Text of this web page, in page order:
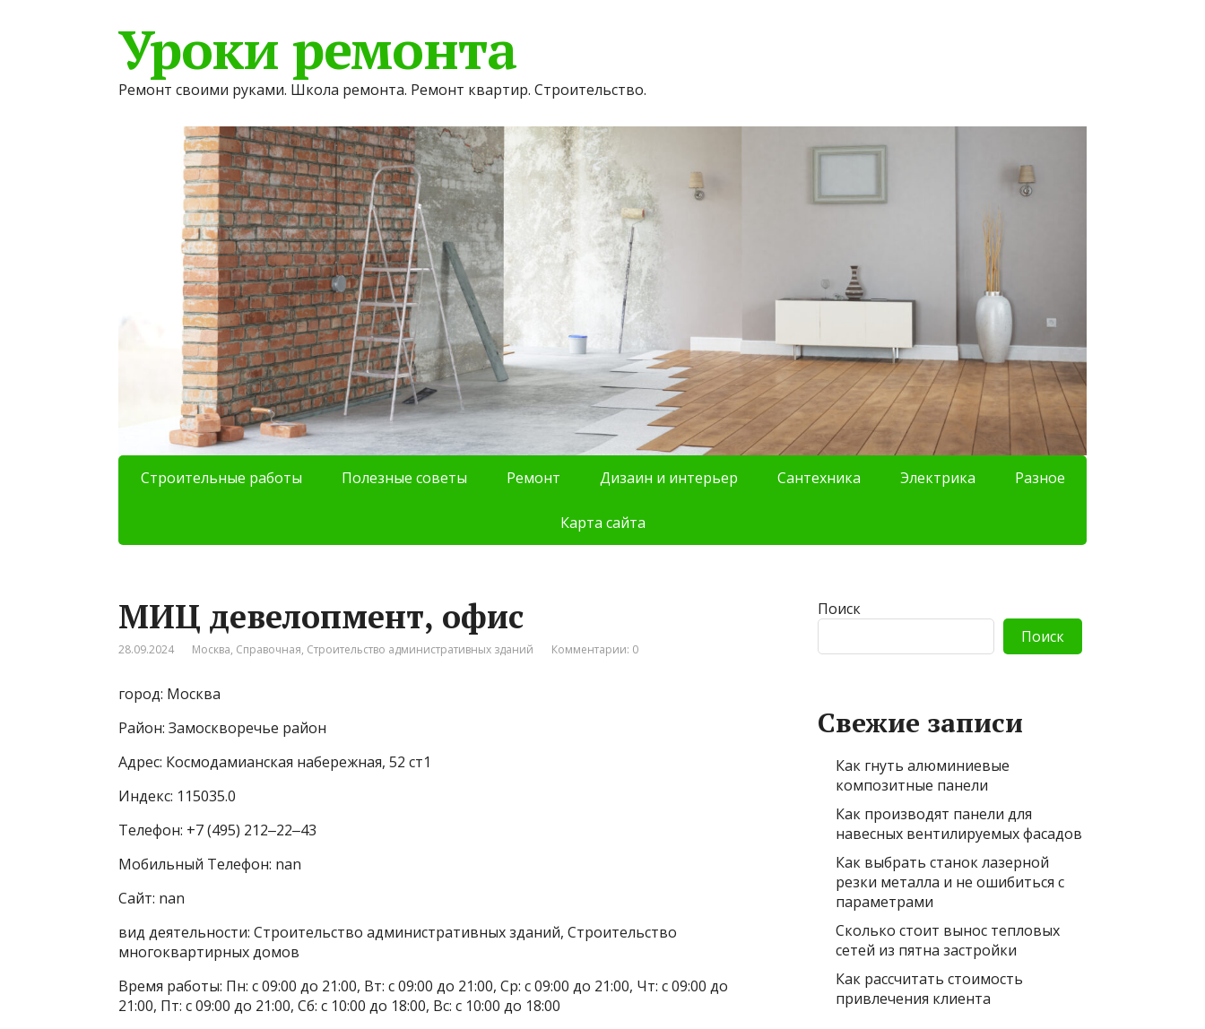
Уроки ремонта
Ремонт своими руками. Школа ремонта. Ремонт квартир. Строительство.
Строительные работы Полезные советы Ремонт Дизаин и интерьер Сантехника Электрика Разное
Карта сайта
МИЦ девелопмент, офис
28.09.2024 Москва, Справочная, Строительство административных зданий Комментарии: 0
город: Москва
Район: Замоскворечье район
Адрес: Космодамианская набережная, 52 ст1
Индекс: 115035.0
Телефон: +7 (495) 212‒22‒43
Мобильный Телефон: nan
Сайт: nan
вид деятельности: Строительство административных зданий, Строительство
многоквартирных домов
Время работы: Пн: с 09:00 до 21:00, Вт: с 09:00 до 21:00, Ср: с 09:00 до 21:00, Чт: с 09:00 до
21:00, Пт: с 09:00 до 21:00, Сб: с 10:00 до 18:00, Вс: с 10:00 до 18:00
Поиск
Поиск
Свежие записи
Как гнуть алюминиевые
композитные панели
Как производят панели для
навесных вентилируемых фасадов
Как выбрать станок лазерной
резки металла и не ошибиться с
параметрами
Сколько стоит вынос тепловых
сетей из пятна застройки
Как рассчитать стоимость
привлечения клиента